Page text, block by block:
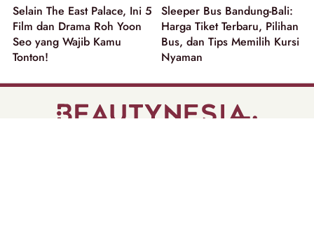
Selain The East Palace, Ini 5
Film dan Drama Roh Yoon
Seo yang Wajib Kamu
Tonton!
Sleeper Bus Bandung-Bali:
Harga Tiket Terbaru, Pilihan
Bus, dan Tips Memilih Kursi
Nyaman